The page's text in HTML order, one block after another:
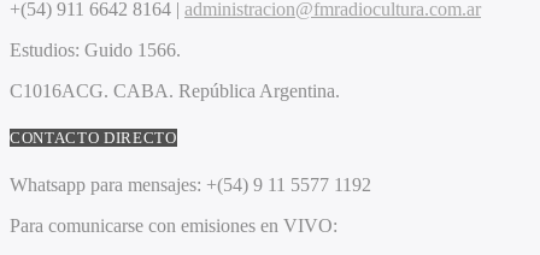
+(54) 911 6642 8164 | administracion@fmradiocultura.com.ar
Estudios: Guido 1566.
C1016ACG. CABA. República Argentina.
CONTACTO DIRECTO
Whatsapp para mensajes: +(54) 9 11 5577 1192
Para comunicarse con emisiones en VIVO: